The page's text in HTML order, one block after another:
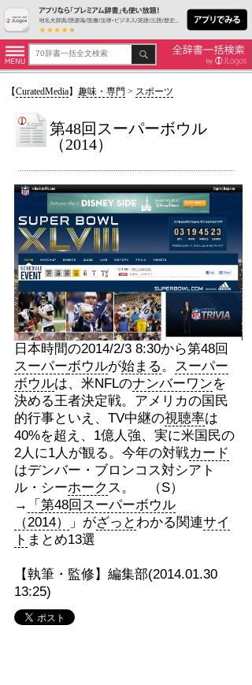
【CuratedMedia】 趣味・専門 > スポーツ
第48回スーパーボウル
（2014）
日本時間の2014/2/3 8:30から第48回
スーパーボウルが始まる。 スーパー
ボウルは、米NFLのナンバーワンを
決める王者決定戦。アメリカの国民
的行事といえ、TV中継の視聴率は
40%を超え、1億人強、実に米国民の
2人に1人が観る。今年の対戦カード
はデンバー・ブロンコス対シアト
ル・シーホーク ス。 （S）
→
「 第48回スーパーボウル
（2014）
」がざっとわかる関連サイ
ト まとめ13選
【執筆・監修】編集部(2014.01.30
13:25)